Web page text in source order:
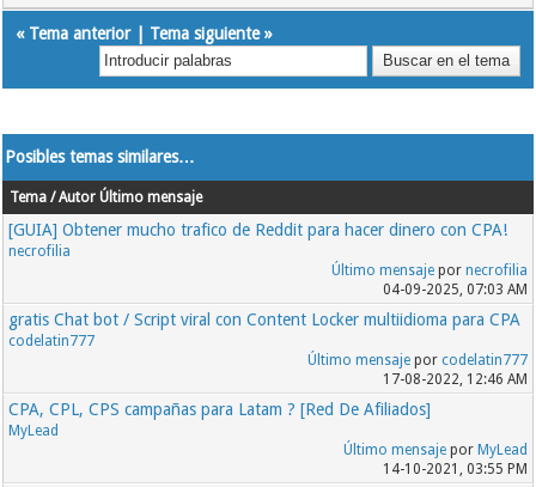
« Tema anterior| Tema siguiente»
Posibles temas similares…
Tema / Autor Último mensaje
[GUIA] Obtener mucho trafico de Reddit para hacer dinero con CPA!
necrofilia
Último mensajepor necrofilia
04-09-2025, 07:03 AM
gratis Chat bot / Script viral con Content Locker multiidioma para CPA
codelatin777
Último mensajepor codelatin777
17-08-2022, 12:46 AM
CPA, CPL, CPS campañas para Latam ? [Red De Afiliados]
MyLead
Último mensajepor MyLead
14-10-2021, 03:55 PM